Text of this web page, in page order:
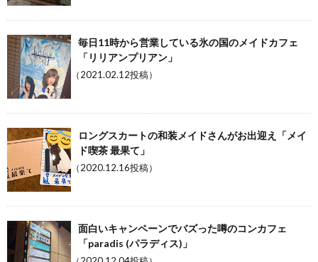
毎日11時から営業している氷の国のメイドカフェ
「リリアンプリアン」
（2021.02.12投稿）
ロングスカートの和装メイドさんがお出迎え「メイ
ド喫茶 最果て」
（2020.12.16投稿）
面白いキャンペーンでバズった噂のコンカフェ
「paradis (パラディス)」